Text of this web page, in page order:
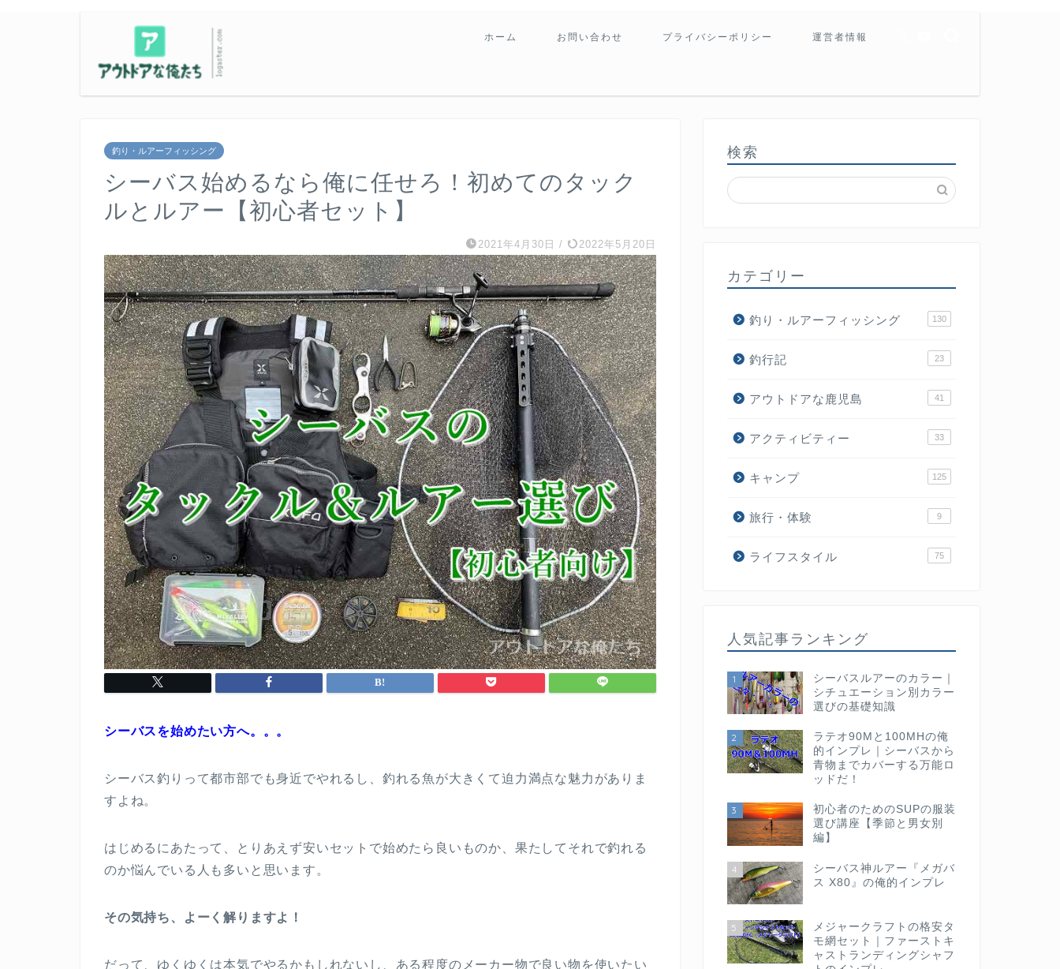
ホーム お問い合わせ プライバシーポリシー 運営者情報
釣り・ルアーフィッシング
シーバス始めるなら俺に任せろ！初めてのタック
ルとルアー【初心者セット】
2021年4月30日 / 2022年5月20日
シーバスを始めたい方へ。。。
シーバス釣りって都市部でも身近でやれるし、釣れる魚が大きくて迫力満点な魅力がありま
すよね。
はじめるにあたって、とりあえず安いセットで始めたら良いものか、果たしてそれで釣れる
のか悩んでいる人も多いと思います。
その気持ち、よーく解りますよ！
だって、ゆくゆくは本気でやるかもしれないし、ある程度のメーカー物で良い物を使いたい
検索
カテゴリー
釣り・ルアーフィッシング 130
釣行記 23
アウトドアな鹿児島 41
アクティビティー 33
キャンプ 125
旅行・体験 9
ライフスタイル 75
人気記事ランキング
1
シーバスルアーのカラー｜
シチュエーション別カラー
選びの基礎知識
2
ラテオ90Mと100MHの俺
的インプレ｜シーバスから
青物までカバーする万能ロ
ッドだ！
3
初心者のためのSUPの服装
選び講座【季節と男女別
編】
4
シーバス神ルアー『メガバ
ス X80』の俺的インプレ
5
メジャークラフトの格安タ
モ網セット｜ファーストキ
ャストランディングシャフ